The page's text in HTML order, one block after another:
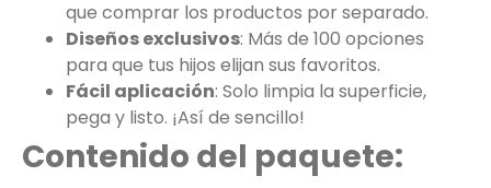
que comprar los productos por separado.
Diseños exclusivos: Más de 100 opciones
para que tus hijos elijan sus favoritos.
Fácil aplicación: Solo limpia la superficie,
pega y listo. ¡Así de sencillo!
Contenido del paquete: